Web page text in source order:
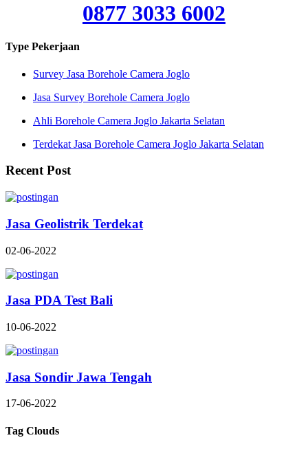
0877 3033 6002
Type Pekerjaan
Survey Jasa Borehole Camera Joglo
Jasa Survey Borehole Camera Joglo
Ahli Borehole Camera Joglo Jakarta Selatan
Terdekat Jasa Borehole Camera Joglo Jakarta Selatan
Recent Post
Jasa Geolistrik Terdekat
02-06-2022
Jasa PDA Test Bali
10-06-2022
Jasa Sondir Jawa Tengah
17-06-2022
Tag Clouds